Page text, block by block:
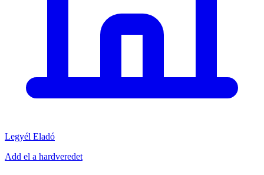
Legyél Eladó
Add el a hardveredet